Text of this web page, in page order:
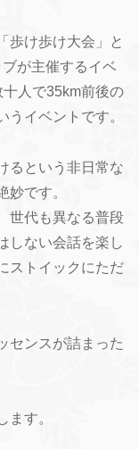
歩け歩け大会」と
が主催するイベ
人で35km前後の
イベントです。
るという非日常な
妙です。
世代も異なる普段
しない会話を楽し
ストイックにただ
センスが詰まった
ます。